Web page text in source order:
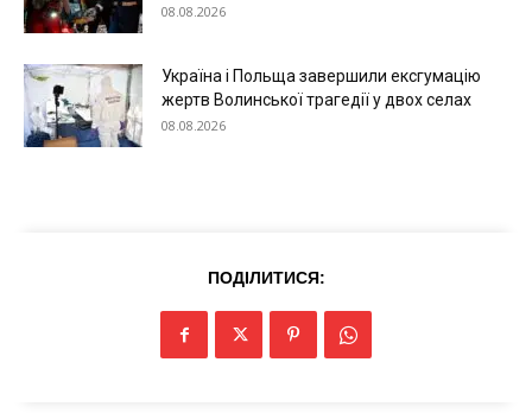
08.08.2026
Україна і Польща завершили ексгумацію
жертв Волинської трагедії у двох селах
08.08.2026
ПОДІЛИТИСЯ: